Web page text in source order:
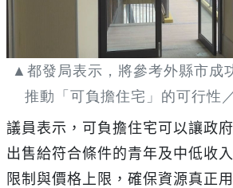
▲都發局表示，將參考外縣市成
推動「可負擔住宅」的可行性
議員表示，可負擔住宅可以讓政
出售給符合條件的青年及中低收
限制與價格上限，確保資源真正